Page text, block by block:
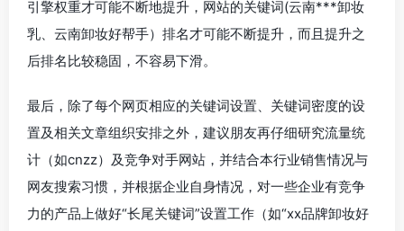
引擎权重才可能不断地提升，网站的关键词(云南***卸妆
乳、云南卸妆好帮手）排名才可能不断提升，而且提升之
后排名比较稳固，不容易下滑。
最后，除了每个网页相应的关键词设置、关键词密度的设
置及相关文章组织安排之外，建议朋友再仔细研究流量统
计（如cnzz）及竞争对手网站，并结合本行业销售情况与
网友搜索习惯，并根据企业自身情况，对一些企业有竞争
力的产品上做好“长尾关键词”设置工作（如“xx品牌卸妆好